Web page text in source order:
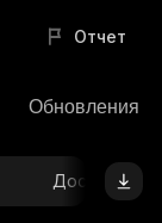
Отчет
Обновления
Доступное